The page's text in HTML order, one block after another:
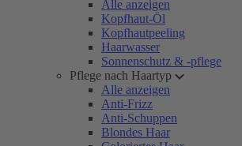
Alle anzeigen
Kopfhaut-Öl
Kopfhautpeeling
Haarwasser
Sonnenschutz & -pflege
Pflege nach Haartyp
Alle anzeigen
Anti-Frizz
Anti-Schuppen
Blondes Haar